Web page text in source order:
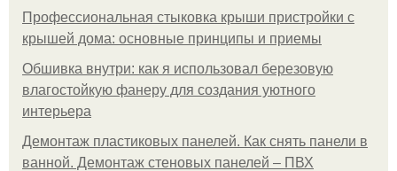
Профессиональная стыковка крыши пристройки с
крышей дома: основные принципы и приемы
Обшивка внутри: как я использовал березовую
влагостойкую фанеру для создания уютного
интерьера
Демонтаж пластиковых панелей. Как снять панели в
ванной. Демонтаж стеновых панелей – ПВХ